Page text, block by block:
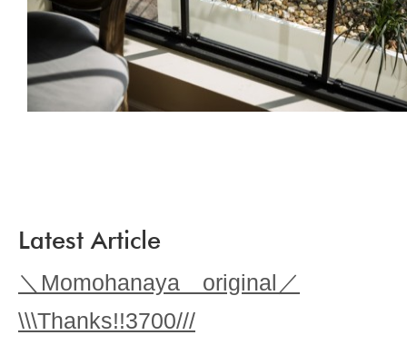
Latest Article
＼Momohanaya original／
\\\Thanks!!3700///